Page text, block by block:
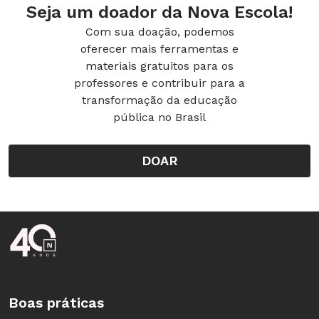
Seja um doador da Nova Escola!
Com sua doação, podemos
oferecer mais ferramentas e
materiais gratuitos para os
professores e contribuir para a
transformação da educação
pública no Brasil
DOAR
Rodapé da Nova Escola
Boas práticas